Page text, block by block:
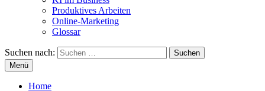
Produktives Arbeiten
Online-Marketing
Glossar
Suchen nach:
Menü
Home